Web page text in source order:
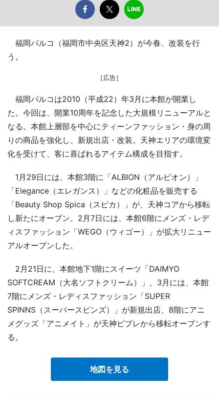
福岡パルコ（福岡市中央区天神2）が今春、改装を行
う。
［広告］
福岡パルコは2010（平成22）年3月に本館が開業し
た。今回は、開業10周年を記念した大規模リニューアルと
なる。本館上層部を中心にティーンファッション・身の周
りの商品を強化し、新規出店・改装。天神エリアの環境変
化を受けて、客に喜ばれるアイテム構成を目指す。
1月29日には、本館3階に「ALBION（アルビオン）」
「Elegance（エレガンス）」などの化粧品を販売する
「Beauty Shop Spica（スピカ）」が、天神コアから移転
し新たにオープン。2月7日には、本館6階にメンズ・レデ
ィスファッション「WEGO（ウィゴー）」が拡大リニュー
アルオープンした。
2月21日に、本館地下1階にスイーツ「DAIMYO
SOFTCREAM（大名ソフトクリーム）」、3月には、本館
7階にメンズ・レディスファッション「SUPER
SPINNS（スーパースピンズ）」が新規出店、8階にアニ
メグッズ「アニメイト」が天神ビブレから移転オープンす
る。
地図を見る